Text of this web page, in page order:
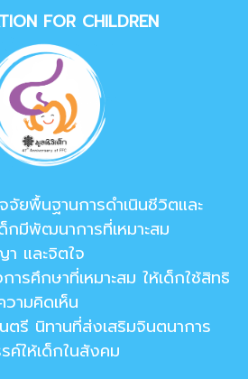
FOR CHILDREN
ยพื้นฐานการดำเนินชีวิตและ
กมีพัฒนาการที่เหมาะสม
และจิตใจ
ารศึกษาที่เหมาะสม ให้เด็กใช้สิทธิ
ามคิดเห็น
ตรี นิทานที่ส่งเสริมจินตนาการ
ค์ให้เด็กในสังคม